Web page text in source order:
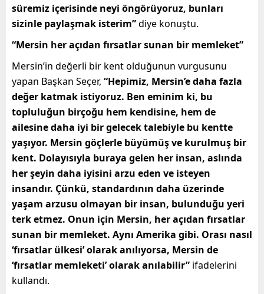
süremiz içerisinde neyi öngörüyoruz, bunları
sizinle paylaşmak isterim”diye konuştu.
“Mersin her açıdan fırsatlar sunan bir memleket”
Mersin’in değerli bir kent olduğunun vurgusunu
yapan Başkan Seçer, “Hepimiz, Mersin’e daha fazla
değer katmak istiyoruz. Ben eminim ki, bu
topluluğun birçoğu hem kendisine, hem de
ailesine daha iyi bir gelecek talebiyle bu kentte
yaşıyor. Mersin göçlerle büyümüş ve kurulmuş bir
kent. Dolayısıyla buraya gelen her insan, aslında
her şeyin daha iyisini arzu eden ve isteyen
insandır. Çünkü, standardının daha üzerinde
yaşam arzusu olmayan bir insan, bulunduğu yeri
terk etmez. Onun için Mersin, her açıdan fırsatlar
sunan bir memleket. Aynı Amerika gibi. Orası nasıl
‘fırsatlar ülkesi’ olarak anılıyorsa, Mersin de
‘fırsatlar memleketi’ olarak anılabilir” ifadelerini
kullandı.